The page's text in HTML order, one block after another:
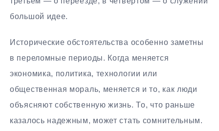
большой идее.
Исторические обстоятельства особенно заметны
в переломные периоды. Когда меняется
экономика, политика, технологии или
общественная мораль, меняется и то, как люди
объясняют собственную жизнь. То, что раньше
казалось надежным, может стать сомнительным.